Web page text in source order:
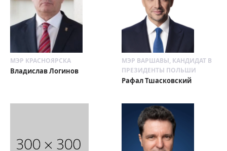
МЭР КРАСНОЯРСКА
Владислав Логинов
МЭР ВАРШАВЫ, КАНДИДАТ В
ПРЕЗИДЕНТЫ ПОЛЬШИ
Рафал Тшасковский